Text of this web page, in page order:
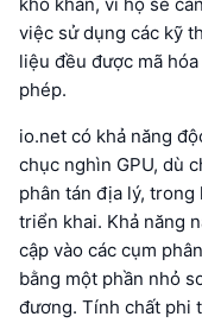
khó khăn, vì họ sẽ
việc sử dụng các kỹ
liệu đều được mã
phép.
io.net có khả năng
chục nghìn GPU, dù
phân tán địa lý,
triển khai. Khả năng
cập vào các cụm
bằng một phần nhỏ
đương. Tính chất phi